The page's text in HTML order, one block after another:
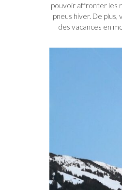
pouvoir affronter les
pneus hiver. De
des vacances en